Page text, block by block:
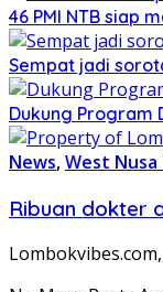
46 PMI NTB siap
Sempat jadi
Dukung Program
News,West
Ribuan dokter